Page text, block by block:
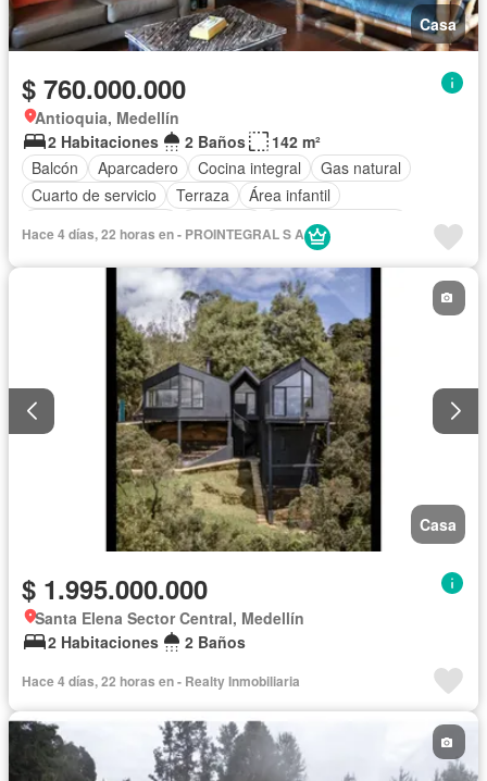
Casa
$ 760.000.000
Antioquia, Medellín
2 Habitaciones
2 Baños
142 m²
Balcón
Aparcadero Cocina integral
Gas natural
Cuarto de servicio
Terraza
Área infantil
Seguridad privada
Hace 4 días, 22 horas en - PROINTEGRAL S A
Casa
$ 1.995.000.000
Santa Elena Sector Central, Medellín
2 Habitaciones
2 Baños
Hace 4 días, 22 horas en - Realty Inmobiliaria